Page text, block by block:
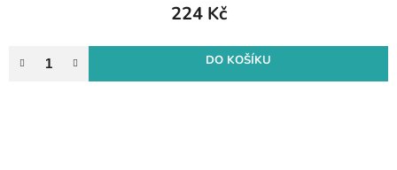
224 Kč
DO KOŠÍKU